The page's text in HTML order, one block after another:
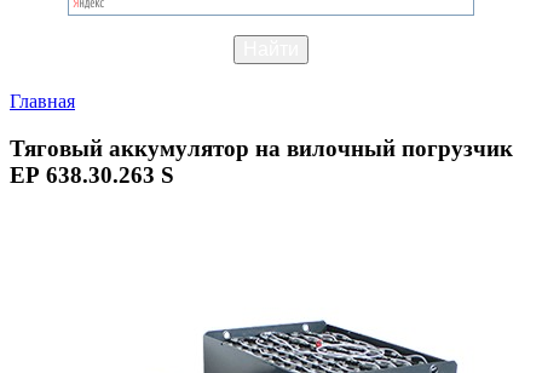
Главная
Тяговый аккумулятор на вилочный погрузчик
ЕР 638.30.263 S